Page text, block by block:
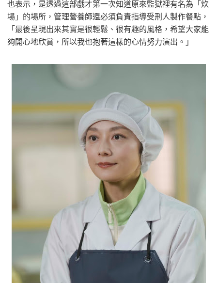
也表示，是透過這部戲才第一次知道原來監獄裡有名為「炊
場」的場所，管理營養師還必須負責指導受刑人製作餐點，
「最後呈現出來其實是很輕鬆、很有趣的風格，希望大家能
夠開心地欣賞，所以我也抱著這樣的心情努力演出。」